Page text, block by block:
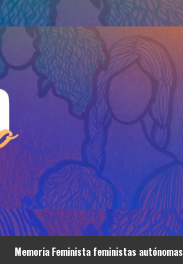
Memoria Feminista feministas autónomas